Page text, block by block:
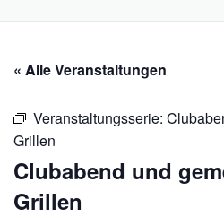
VERLEIH, TOUREN UND SUP
VERANSTALTUNGEN
« Alle Veranstaltungen
Veranstaltungsserie:
Grillen
Clubabend und
Grillen